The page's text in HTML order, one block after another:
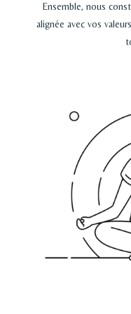
Ensemble, nous
alignée avec vos